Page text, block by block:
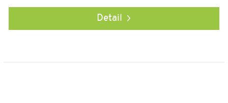
Detail